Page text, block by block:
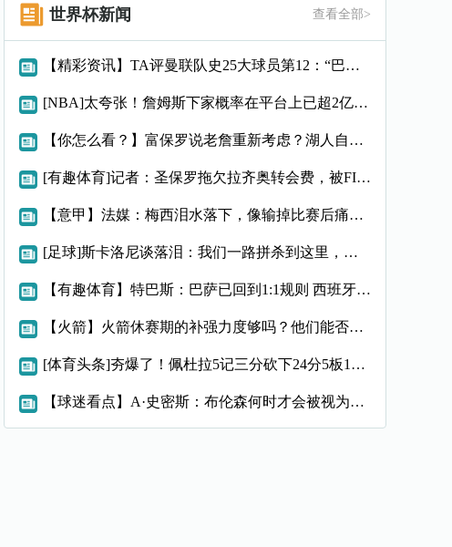
世界杯新闻 查看全部>
【精彩资讯】TA评曼联队史25大球员第12：“巴斯比宝贝”的
[NBA]太夸张！詹姆斯下家概率在平台上已超2亿美元投注 比
【你怎么看？】富保罗说老詹重新考虑？湖人自媒体：他再回湖人那
[有趣体育]记者：圣保罗拖欠拉齐奥转会费，被FIFA处以转会
【意甲】法媒：梅西泪水落下，像输掉比赛后痛哭的孩子，时光仿佛
[足球]斯卡洛尼谈落泪：我们一路拼杀到这里，所经历的一切太震
【有趣体育】特巴斯：巴萨已回到1:1规则 西班牙有最好的联赛
【火箭】火箭休赛期的补强力度够吗？他们能否在西部与顶尖豪强抗
[体育头条]夯爆了！佩杜拉5记三分砍下24分5板11助6断
【球迷看点】A·史密斯：布伦森何时才会被视为超巨？卫冕冠军不